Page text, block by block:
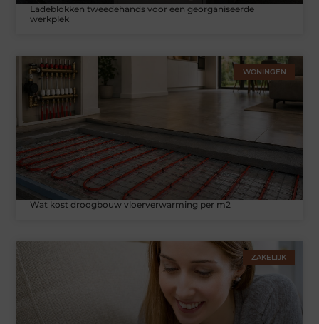
Ladeblokken tweedehands voor een georganiseerde
werkplek
WONINGEN
Wat kost droogbouw vloerverwarming per m2
ZAKELIJK